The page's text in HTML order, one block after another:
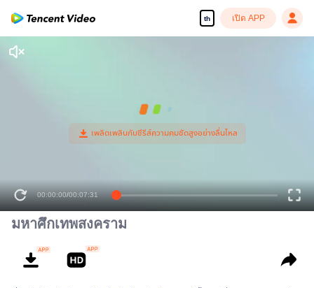
th เปิด APP
00:00:00/00:07:31
มหาศึกเทพสงคราม